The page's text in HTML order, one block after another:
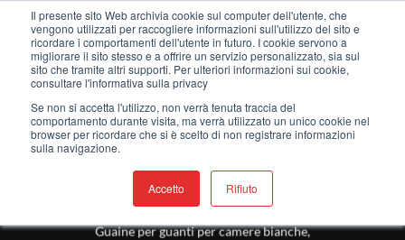
Il presente sito Web archivia cookie sul computer dell'utente, che
vengono utilizzati per raccogliere informazioni sull'utilizzo del sito e
ricordare i comportamenti dell'utente in futuro. I cookie servono a
migliorare il sito stesso e a offrire un servizio personalizzato, sia sul
sito che tramite altri supporti. Per ulteriori informazioni sui cookie,
consultare l'informativa sulla privacy
Se non si accetta l'utilizzo, non verrà tenuta traccia del
comportamento durante visita, ma verrà utilizzato un unico cookie nel
browser per ricordare che si è scelto di non registrare informazioni
sulla navigazione.
Accetto Rifiuto
contenuti
Benvenuti nel nostro nuovo sito web !
SOTTOGUANTI
Guaine per guanti per camere bianche,